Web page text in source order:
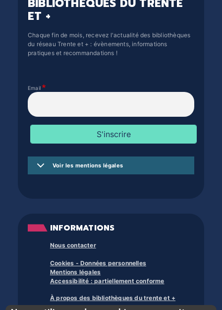
BIBLIOTHÈQUES DU TRENTE
ET +
Chaque fin de mois, recevez l'actualité des bibliothèques
du réseau Trente et + : évènements, informations
pratiques et recommandations !
Email
Voir les mentions légales
INFORMATIONS
Nous contacter
Cookies - Données personnelles
Mentions légales
Accessibilité : partiellement conforme
À propos des bibliothèques du trente et +